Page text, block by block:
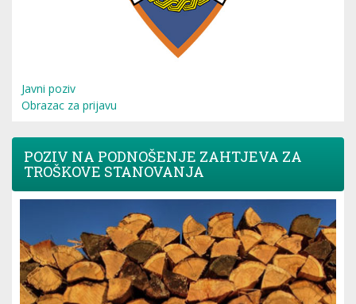
Javni poziv
Obrazac za prijavu
POZIV NA PODNOŠENJE ZAHTJEVA ZA
TROŠKOVE STANOVANJA